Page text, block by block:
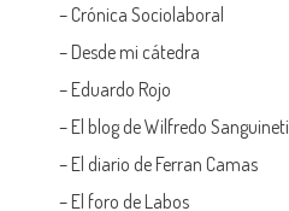
– Crónica Sociolaboral
– Desde mi cátedra
– Eduardo Rojo
– El blog de Wilfredo Sanguineti
– El diario de Ferran Camas
– El foro de Labos